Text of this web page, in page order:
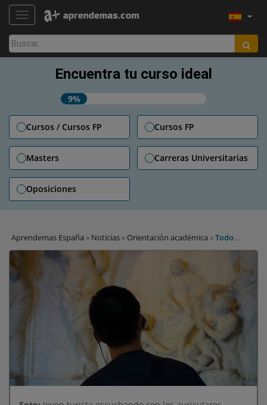
TOGGLE NAVIGATION
Buscar:
Encuentra tu curso ideal
9%
Cursos / Cursos FP Cursos FP
Masters Carreras Universitarias
Oposiciones
Aprendemas España » Noticias » Orientación académica »Todo
sobre los estudios de FP para ser Guía Turístico